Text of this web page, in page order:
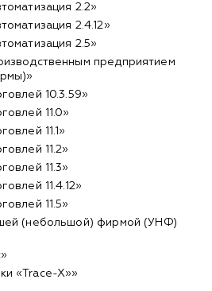
2.2»
2.4.12»
2.5»
предприятием
10.3.59»
11.0»
11.1»
11.2»
11.3»
11.4.12»
11.5»
(небольшой) фирмой (УНФ)
«Trace-X»»